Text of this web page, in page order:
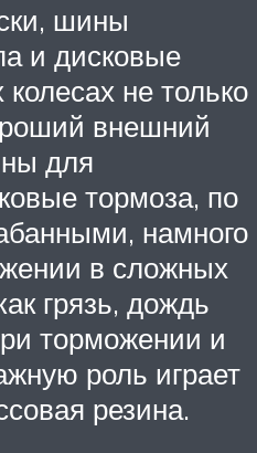
шины
и дисковые
не только
внешний
для
тормоза, по
намного
в сложных
грязь, дождь
торможении и
роль играет
резина.